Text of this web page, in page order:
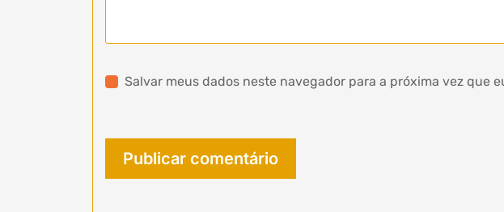
Salvar meus dados neste navegador para a próxima vez que